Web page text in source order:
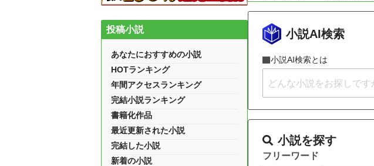
小説AI検索
小説AI検索とは
小説を探す
フリーワード
投稿小説
あなたにおすすめの小説
HOTランキング
年間アクセスランキング
完結小説ランキング
書籍化作品
最近更新された小説
完結した小説
新着の小説